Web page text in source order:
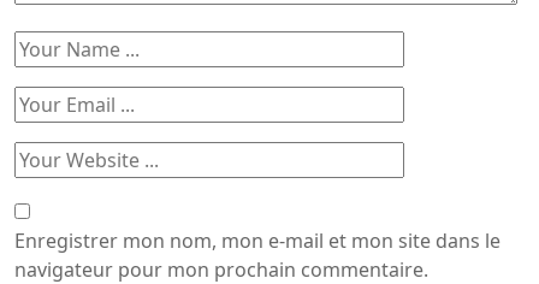
Enregistrer mon nom, mon e-mail et mon site dans le
navigateur pour mon prochain commentaire.